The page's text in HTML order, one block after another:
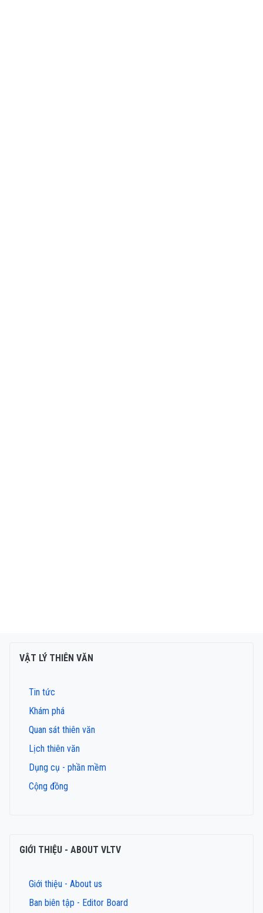
VẬT LÝ THIÊN VĂN
Tin tức
Khám phá
Quan sát thiên văn
Lịch thiên văn
Dụng cụ - phần mềm
Cộng đồng
GIỚI THIỆU - ABOUT VLTV
Giới thiệu - About us
Ban biên tập - Editor Board